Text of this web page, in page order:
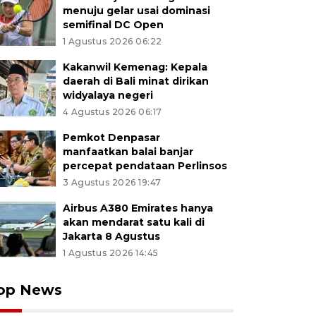
menuju gelar usai dominasi
semifinal DC Open
1 Agustus 2026 06:22
Kakanwil Kemenag: Kepala
daerah di Bali minat dirikan
widyalaya negeri
4 Agustus 2026 06:17
Pemkot Denpasar
manfaatkan balai banjar
percepat pendataan Perlinsos
3 Agustus 2026 19:47
Airbus A380 Emirates hanya
akan mendarat satu kali di
Jakarta 8 Agustus
1 Agustus 2026 14:45
News